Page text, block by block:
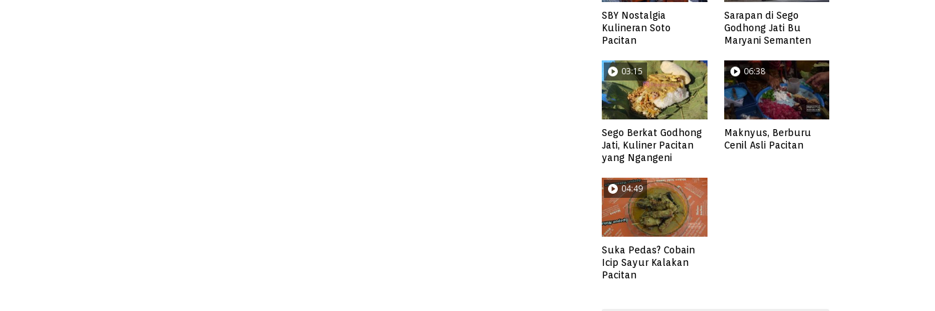
SBY Nostalgia
Kulineran Soto
Pacitan
Sarapan di Sego
Godhong Jati Bu
Maryani Semanten
03:15
Sego Berkat Godhong
Jati, Kuliner Pacitan
yang Ngangeni
06:38
Maknyus, Berburu
Cenil Asli Pacitan
04:49
Suka Pedas? Cobain
Icip Sayur Kalakan
Pacitan